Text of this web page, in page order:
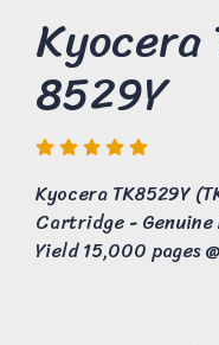
Kyocera
8529Y
Kyocera TK8529Y
Cartridge -
Yield 15,000 pages